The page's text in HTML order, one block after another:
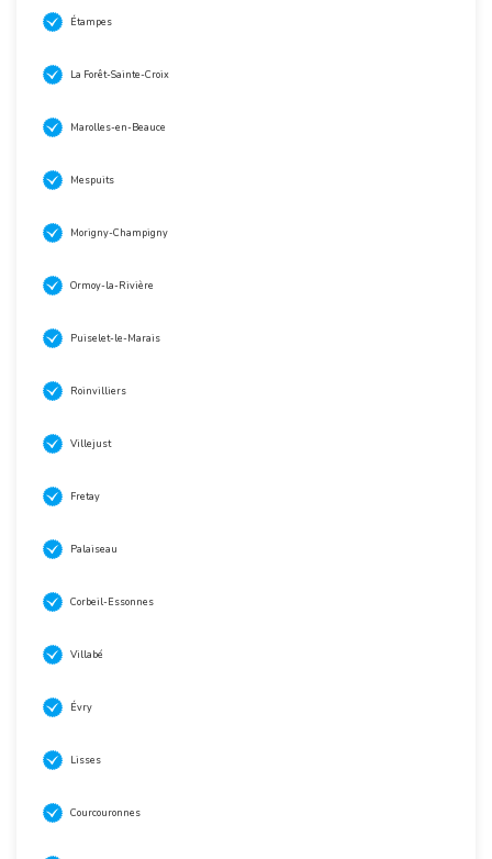
Étampes
La Forêt-Sainte-Croix
Marolles-en-Beauce
Mespuits
Morigny-Champigny
Ormoy-la-Rivière
Puiselet-le-Marais
Roinvilliers
Villejust
Fretay
Palaiseau
Corbeil-Essonnes
Villabé
Évry
Lisses
Courcouronnes